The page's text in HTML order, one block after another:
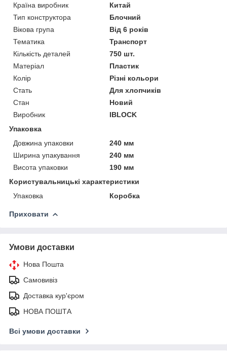
Країна виробник
Китай
Тип конструктора
Блочний
Вікова група
Від 6 років
Тематика
Транспорт
Кількість деталей
750 шт.
Матеріал
Пластик
Колір
Різні кольори
Стать
Для хлопчиків
Стан
Новий
Виробник
IBLOCK
Упаковка
Довжина упаковки
240 мм
Ширина упакування
240 мм
Висота упаковки
190 мм
Користувальницькі характеристики
Упаковка
Коробка
Приховати
Умови доставки
Нова Пошта
Самовивіз
Доставка кур'єром
НОВА ПОШТА
Всі умови доставки